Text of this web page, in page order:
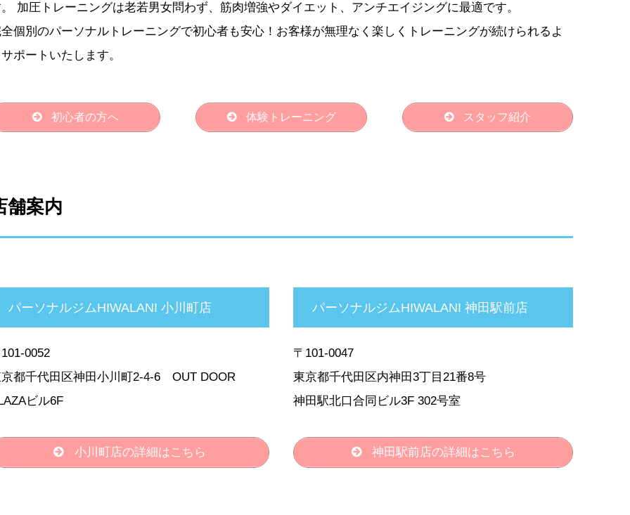
加圧トレーニングは老若男女問わず、筋肉増強やダイエット、アンチエイジングに最適です。
個別のパーソナルトレーニングで初心者も安心！お客様が無理なく楽しくトレーニングが続けられるよ
サポートいたします。
初心者の方へ 体験トレーニング スタッフ紹介
舗案内
パーソナルジムHIWALANI 小川町店
0052
都千代田区神田小川町2-4-6 OUT DOOR
ビル6F
小川町店の詳細はこちら
パーソナルジムHIWALANI 神田駅前店
〒101-0047
東京都千代田区内神田3丁目21番8号
神田駅北口合同ビル3F 302号室
神田駅前店の詳細はこちら